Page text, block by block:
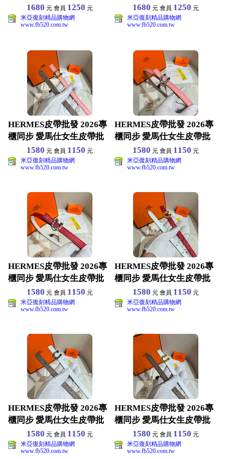
1680 元 會員 1250 元
米亞復刻精品購物網
www.fb520.com.tw
1680 元 會員 1250 元
米亞復刻精品購物網
www.fb520.com.tw
HERMES皮帶批發 2026專
櫃同步 愛馬仕女生皮帶批
發 原版真皮材
1580 元 會員 1150 元
米亞復刻精品購物網
www.fb520.com.tw
HERMES皮帶批發 2026專
櫃同步 愛馬仕女生皮帶批
發 原版真皮材
1580 元 會員 1150 元
米亞復刻精品購物網
www.fb520.com.tw
HERMES皮帶批發 2026專
櫃同步 愛馬仕女生皮帶批
發 原版真皮材
1580 元 會員 1150 元
米亞復刻精品購物網
www.fb520.com.tw
HERMES皮帶批發 2026專
櫃同步 愛馬仕女生皮帶批
發 原版真皮材
1580 元 會員 1150 元
米亞復刻精品購物網
www.fb520.com.tw
HERMES皮帶批發 2026專
櫃同步 愛馬仕女生皮帶批
發 原版真皮材
1580 元 會員 1150 元
米亞復刻精品購物網
www.fb520.com.tw
HERMES皮帶批發 2026專
櫃同步 愛馬仕女生皮帶批
發 原版真皮材
1580 元 會員 1150 元
米亞復刻精品購物網
www.fb520.com.tw